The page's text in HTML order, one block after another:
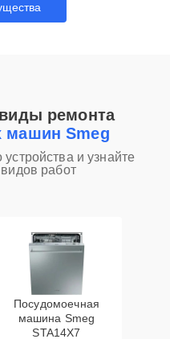
ремонта
машин Smeg
и узнайте
работ
Посудомоечная
машина Smeg
STA14X7